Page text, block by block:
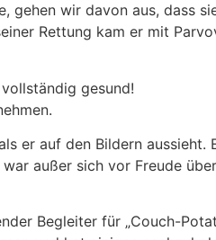
gehen wir davon aus, dass
Rettung kam er mit
gesund!
er auf den Bildern aussieht.
außer sich vor Freude
Begleiter für „Couch-